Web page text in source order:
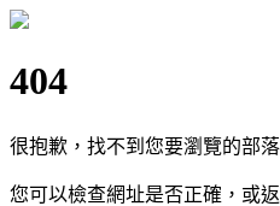
404
很抱歉，找不到您要瀏覽的部
您可以檢查網址是否正確，或